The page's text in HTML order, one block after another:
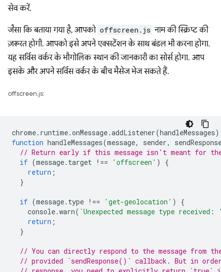
सेव करें.
जैसा कि बताया गया है, आपको offscreen.js नाम की स्क्रिप्ट की
ज़रूरत होगी. आपको इसे अपने एक्सटेंशन के साथ बंडल भी करना होगा.
यह सर्विस वर्कर के भौगोलिक स्थान की जानकारी का सोर्स होगा. आप
इसके और अपने सर्विस वर्कर के बीच मैसेज भेज सकते हैं.
offscreen.js:
chrome. runtime.onMessage.addListener(handleMessages
function handleMessages(message, sender,
// Return early if this message isn't meant for the
if (message. target !== 'offscreen' )
{
return ;
}
if (message. type !== 'get-geolocation' )
{
console.warn( `Unexpected message type received:
return ;
}
// You can directly respond to the message from
// provided `sendResponse()` callback. But in